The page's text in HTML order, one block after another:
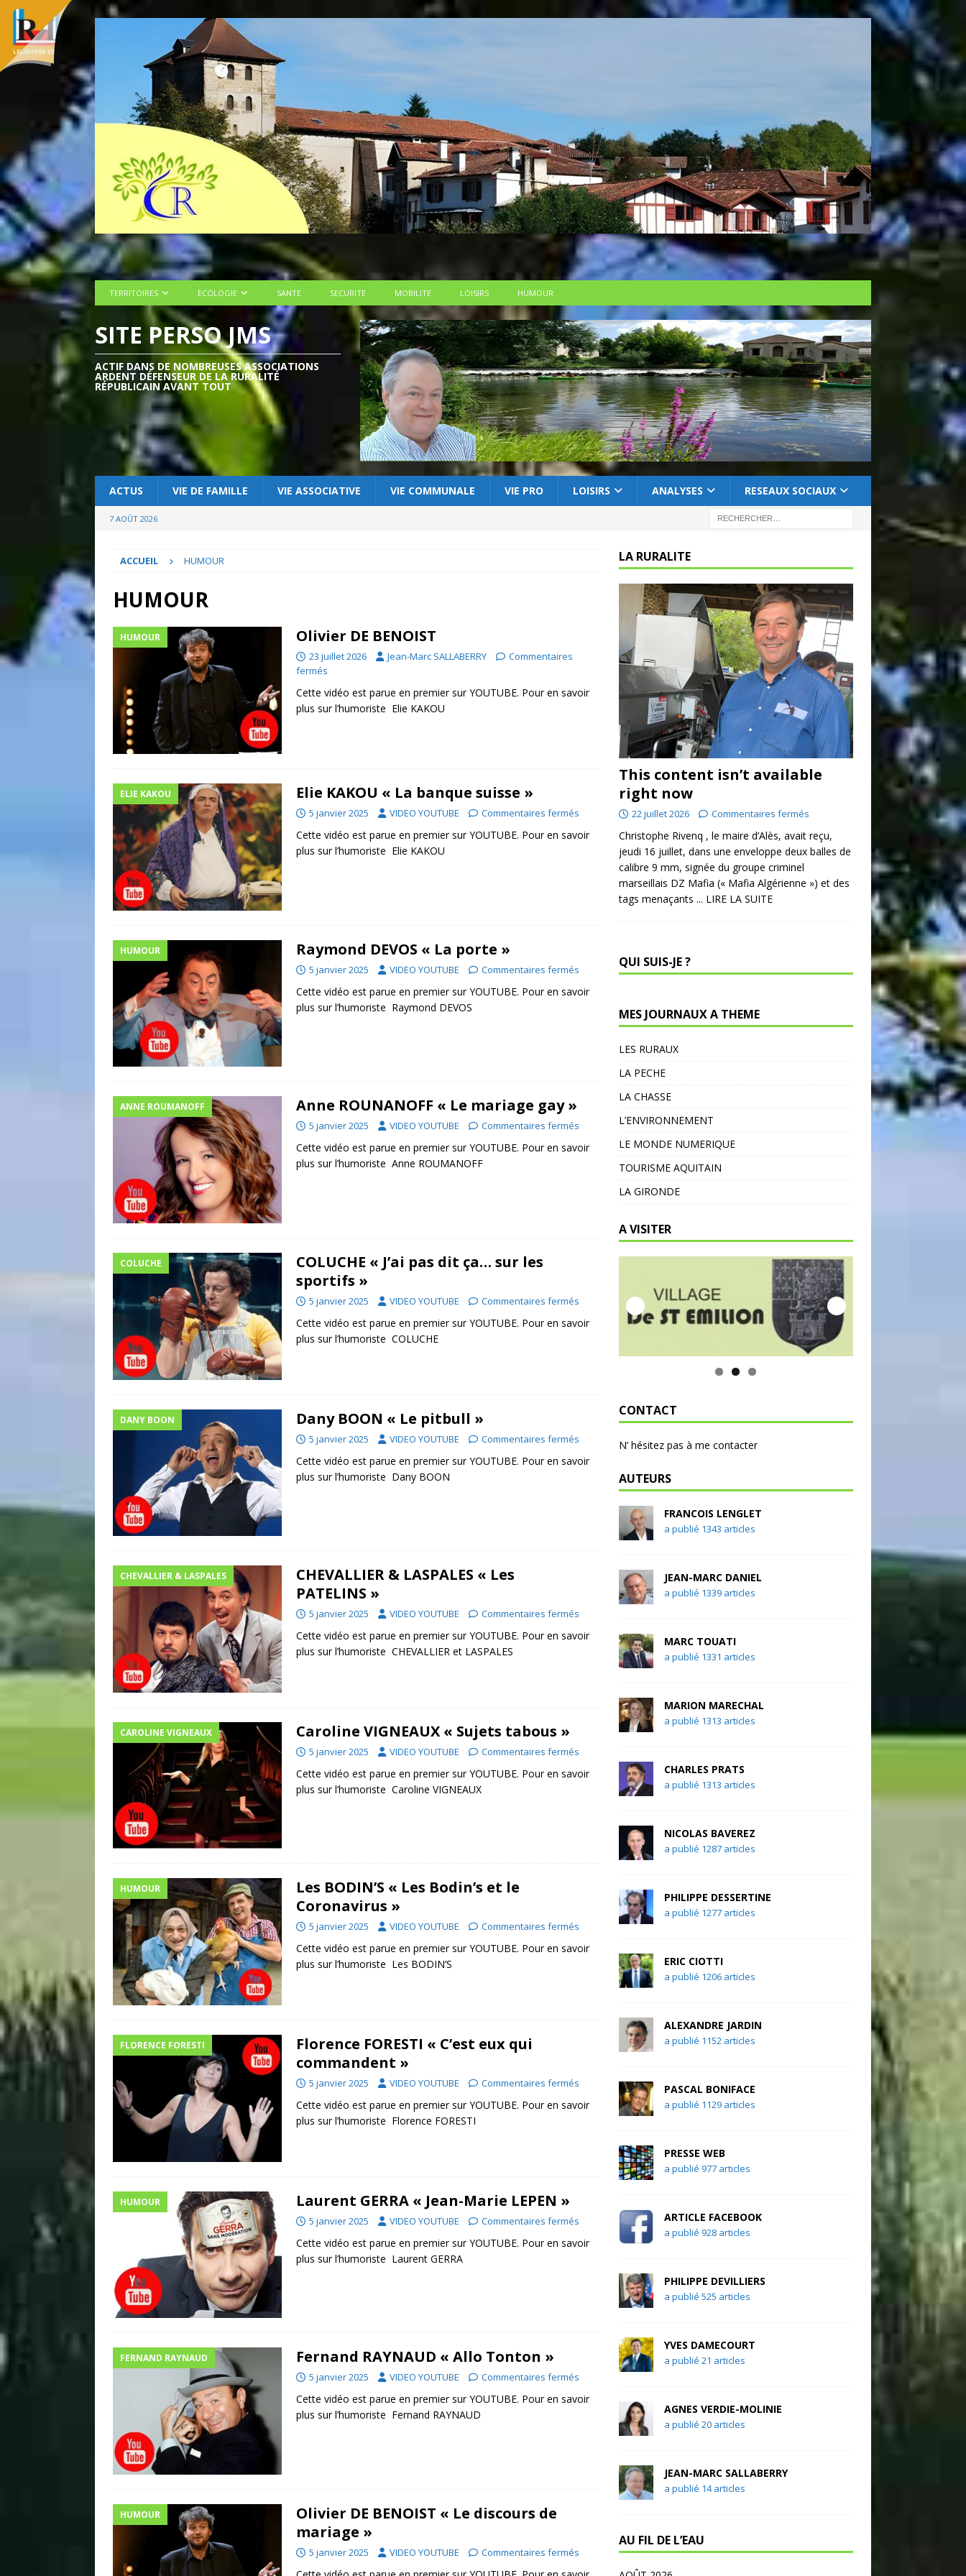
TERRITOIRES ECOLOGIE SANTE SECURITE MOBILITE LOISIRS HUMOUR
SITE PERSO JMS
ACTIF DANS DE NOMBREUSES ASSOCIATIONS
ARDENT DÉFENSEUR DE LA RURALITÉ
RÉPUBLICAIN AVANT TOUT
ACTUS VIE DE FAMILLE VIE ASSOCIATIVE VIE COMMUNALE VIE PRO LOISIRS ANALYSES RESEAUX SOCIAUX
7 AOÛT 2026
ACCUEIL HUMOUR
HUMOUR
HUMOUR Olivier DE BENOIST
23 juillet 2026 Jean-Marc SALLABERRY
Commentaires
fermés
Cette vidéo est parue en premier sur YOUTUBE. Pour en savoir
plus sur l’humoriste Elie KAKOU
ELIE KAKOU Elie KAKOU « La banque suisse »
5 janvier 2025 VIDEO YOUTUBE Commentaires fermés
Cette vidéo est parue en premier sur YOUTUBE. Pour en savoir
plus sur l’humoriste Elie KAKOU
HUMOUR Raymond DEVOS « La porte »
5 janvier 2025 VIDEO YOUTUBE Commentaires fermés
Cette vidéo est parue en premier sur YOUTUBE. Pour en savoir
plus sur l’humoriste Raymond DEVOS
ANNE ROUMANOFF Anne ROUNANOFF « Le mariage gay »
5 janvier 2025 VIDEO YOUTUBE Commentaires fermés
Cette vidéo est parue en premier sur YOUTUBE. Pour en savoir
plus sur l’humoriste Anne ROUMANOFF
COLUCHE
COLUCHE « J’ai pas dit ça… sur les
sportifs »
5 janvier 2025 VIDEO YOUTUBE Commentaires fermés
Cette vidéo est parue en premier sur YOUTUBE. Pour en savoir
plus sur l’humoriste COLUCHE
DANY BOON Dany BOON « Le pitbull »
5 janvier 2025 VIDEO YOUTUBE Commentaires fermés
Cette vidéo est parue en premier sur YOUTUBE. Pour en savoir
plus sur l’humoriste Dany BOON
CHEVALLIER & LASPALES
CHEVALLIER & LASPALES « Les
PATELINS »
5 janvier 2025 VIDEO YOUTUBE Commentaires fermés
Cette vidéo est parue en premier sur YOUTUBE. Pour en savoir
plus sur l’humoriste CHEVALLIER et LASPALES
CAROLINE VIGNEAUX Caroline VIGNEAUX « Sujets tabous »
5 janvier 2025 VIDEO YOUTUBE Commentaires fermés
Cette vidéo est parue en premier sur YOUTUBE. Pour en savoir
plus sur l’humoriste Caroline VIGNEAUX
HUMOUR
Les BODIN’S « Les Bodin’s et le
Coronavirus »
5 janvier 2025 VIDEO YOUTUBE Commentaires fermés
Cette vidéo est parue en premier sur YOUTUBE. Pour en savoir
plus sur l’humoriste Les BODIN’S
FLORENCE FORESTI
Florence FORESTI « C’est eux qui
commandent »
5 janvier 2025 VIDEO YOUTUBE Commentaires fermés
Cette vidéo est parue en premier sur YOUTUBE. Pour en savoir
plus sur l’humoriste Florence FORESTI
HUMOUR Laurent GERRA « Jean-Marie LEPEN »
5 janvier 2025 VIDEO YOUTUBE Commentaires fermés
Cette vidéo est parue en premier sur YOUTUBE. Pour en savoir
plus sur l’humoriste Laurent GERRA
FERNAND RAYNAUD Fernand RAYNAUD « Allo Tonton »
5 janvier 2025 VIDEO YOUTUBE Commentaires fermés
Cette vidéo est parue en premier sur YOUTUBE. Pour en savoir
plus sur l’humoriste Fernand RAYNAUD
HUMOUR
Olivier DE BENOIST « Le discours de
mariage »
5 janvier 2025 VIDEO YOUTUBE Commentaires fermés
LA RURALITE
This content isn’t available
right now
22 juillet 2026 Commentaires fermés
Christophe Rivenq , le maire d’Alès, avait reçu,
jeudi 16 juillet, dans une enveloppe deux balles de
calibre 9 mm, signée du groupe criminel
marseillais DZ Mafia (« Mafia Algérienne ») et des
tags menaçants ... LIRE LA SUITE
QUI SUIS-JE ?
MES JOURNAUX A THEME
LES RURAUX
LA PECHE
LA CHASSE
L’ENVIRONNEMENT
LE MONDE NUMERIQUE
TOURISME AQUITAIN
LA GIRONDE
A VISITER
CONTACT
N’ hésitez pas à me contacter
AUTEURS
FRANCOIS LENGLET
a publié 1343 articles
JEAN-MARC DANIEL
a publié 1339 articles
MARC TOUATI
a publié 1331 articles
MARION MARECHAL
a publié 1313 articles
CHARLES PRATS
a publié 1313 articles
NICOLAS BAVEREZ
a publié 1287 articles
PHILIPPE DESSERTINE
a publié 1277 articles
ERIC CIOTTI
a publié 1206 articles
ALEXANDRE JARDIN
a publié 1152 articles
PASCAL BONIFACE
a publié 1129 articles
PRESSE WEB
a publié 977 articles
ARTICLE FACEBOOK
a publié 928 articles
PHILIPPE DEVILLIERS
a publié 525 articles
YVES DAMECOURT
a publié 21 articles
AGNES VERDIE-MOLINIE
a publié 20 articles
JEAN-MARC SALLABERRY
a publié 14 articles
AU FIL DE L’EAU